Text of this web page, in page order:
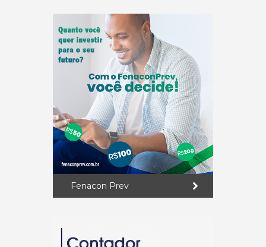
Fenacon Prev